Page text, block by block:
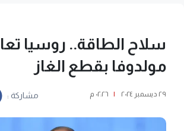
سلاح الطاقة.. روسيا
مولدوفا بقطع الغاز
٢٩ ديسمبر ٢٠٢٤ | ٠٢:٢٦ م مشاركة :